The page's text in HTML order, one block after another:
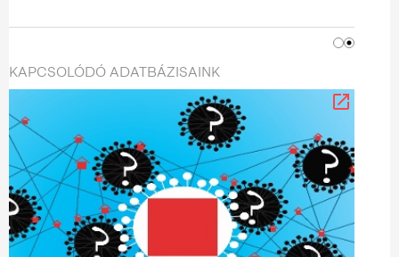
KAPCSOLÓDÓ ADATBÁZISAINK